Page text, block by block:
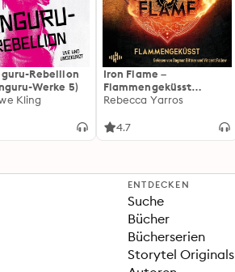
Rebellion
Werke 5)
Kling
Iron Flame –
Flammengeküsst
(Flammengeküsst-Reihe
Fortsetzung des
Rebecca Yarros
4.7
ENTDECKEN
Suche
Bücher
Bücherserien
Storytel Originals